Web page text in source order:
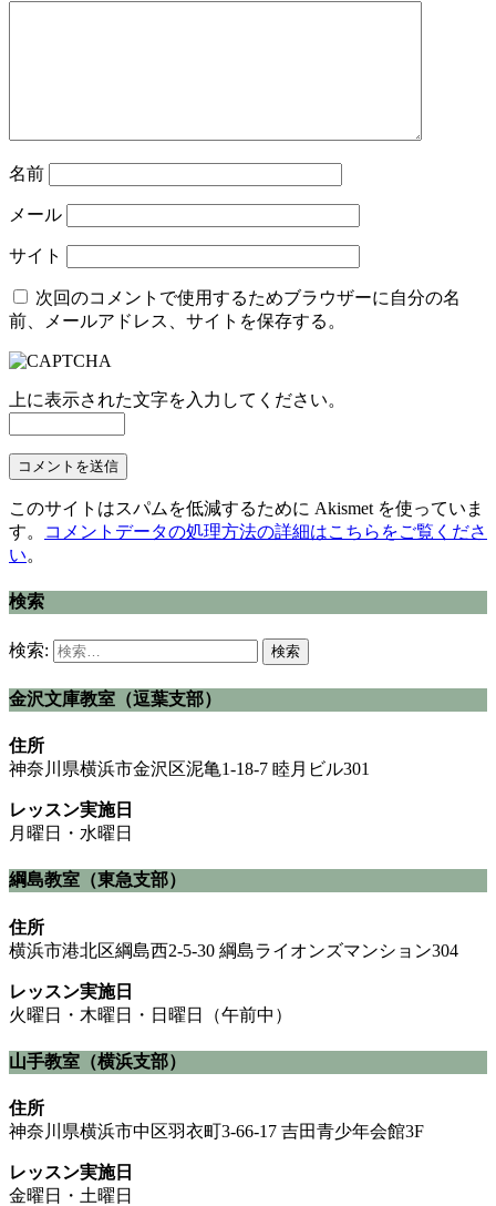
名前
メール
サイト
次回のコメントで使用するためブラウザーに自分の名
前、メールアドレス、サイトを保存する。
上に表示された文字を入力してください。
このサイトはスパムを低減するために Akismet を使っていま
す。
コメントデータの処理方法の詳細はこちらをご覧くださ
い。
検索
検索:
金沢文庫教室（逗葉支部）
住所
神奈川県横浜市金沢区泥亀1-18-7 睦月ビル301
レッスン実施日
月曜日・水曜日
綱島教室（東急支部）
住所
横浜市港北区綱島西2-5-30 綱島ライオンズマンション304
レッスン実施日
火曜日・木曜日・日曜日（午前中）
山手教室（横浜支部）
住所
神奈川県横浜市中区羽衣町3-66-17 吉田青少年会館3F
レッスン実施日
金曜日・土曜日